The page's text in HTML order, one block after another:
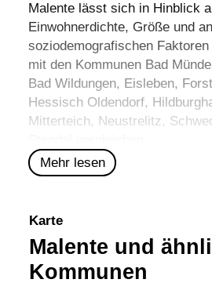
Malente lässt sich in Hinblick
Einwohnerdichte, Größe und
soziodemografischen
mit den Kommunen Bad
Bad Wildungen, Eisleben,
Hessisch Oldendorf,
Mitterteich, Neustrelitz ,
Mehr lesen
Karte
Malente und
Kommunen